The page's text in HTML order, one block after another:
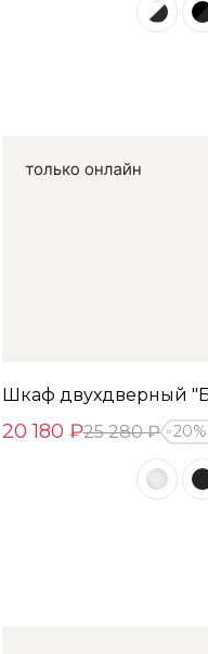
Шкаф двухдверный
20 180 ₽25 280 ₽ 20%